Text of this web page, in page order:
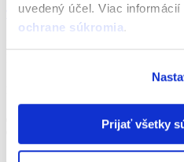
uvedený účel. Viac informácií
ochrane súkromia.
Prijať všetky
Tatiana Hargašová
08:45 – 09:00 registrácia
09.00 – 12.00 školenie